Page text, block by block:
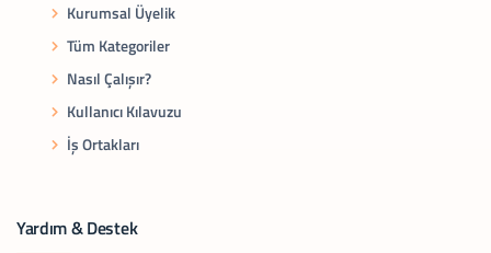
Kurumsal Üyelik
Tüm Kategoriler
Nasıl Çalışır?
Kullanıcı Kılavuzu
İş Ortakları
Yardım & Destek